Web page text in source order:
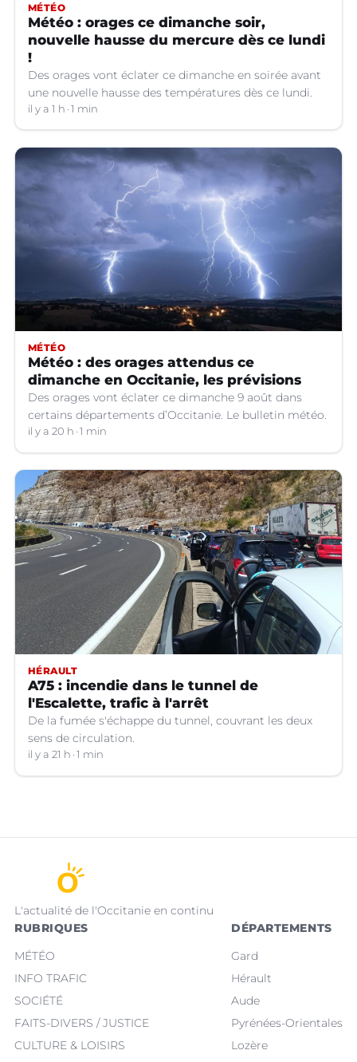
MÉTÉO
Météo : orages ce dimanche soir,
nouvelle hausse du mercure dès ce lundi
!
Des orages vont éclater ce dimanche en soirée avant
une nouvelle hausse des températures dès ce lundi.
il y a 1 h 1 min
MÉTÉO
Météo : des orages attendus ce
dimanche en Occitanie, les prévisions
Des orages vont éclater ce dimanche 9 août dans
certains départements d’Occitanie. Le bulletin météo.
il y a 20 h 1 min
HÉRAULT
A75 : incendie dans le tunnel de
l'Escalette, trafic à l'arrêt
De la fumée s'échappe du tunnel, couvrant les deux
sens de circulation.
il y a 21 h 1 min
L'actualité de l'Occitanie en continu
RUBRIQUES
MÉTÉO
INFO TRAFIC
SOCIÉTÉ
FAITS-DIVERS / JUSTICE
CULTURE & LOISIRS
DÉPARTEMENTS
Gard
Hérault
Aude
Pyrénées-Orientales
Lozère